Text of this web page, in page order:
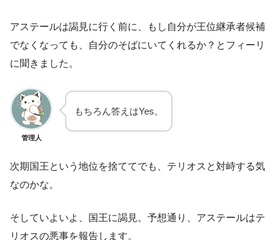
アステールは謁見に行く前に、もし自分が王位継承者候補
でなくなっても、自分のそばにいてくれるか？とフィーリ
に聞きました。
管理人
もちろん答えはYes。
次期国王という地位を捨ててでも、テリオスと対峙する気
なのかな。
そしていよいよ、国王に謁見。予想通り、アステールはテ
リオスの悪事を報告します。